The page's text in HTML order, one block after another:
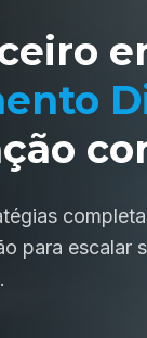
para escalar